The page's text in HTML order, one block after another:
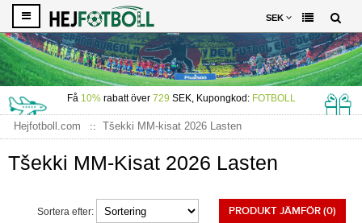
SEK
Få 10%rabatt över 729 SEK, Kupongkod: FOTBOLL
Hejfotboll.com Tšekki MM-kisat 2026 Lasten
Tšekki MM-Kisat 2026 Lasten
PRODUKT JÄMFÖR (0)
Sortera efter: